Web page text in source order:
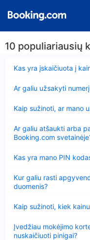
10 populiariausių
Kas yra įskaičiuota į
Ar galiu užsakyti
Kaip sužinoti, ar mano
Ar galiu atšaukti arba
Booking.com
Kas yra mano PIN
Kur galiu rasti
duomenis?
Kaip sužinoti, kiek
Įvedžiau mokėjimo
nuskaičiuoti pinigai?